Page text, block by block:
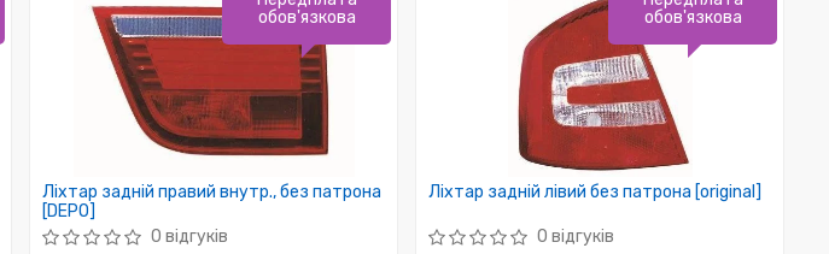
Ліхтар задній правий внутр., без патрона
[DEPO]
0 відгуків
обов'язкова
Ліхтар задній лівий без патрона [original]
0 відгуків
обов'язкова